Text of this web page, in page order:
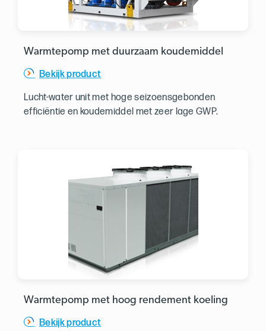
Warmtepomp met duurzaam koudemiddel
Bekijk product
Lucht-water unit met hoge seizoensgebonden
efficiëntie en koudemiddel met zeer lage GWP.
Warmtepomp met hoog rendement koeling
Bekijk product